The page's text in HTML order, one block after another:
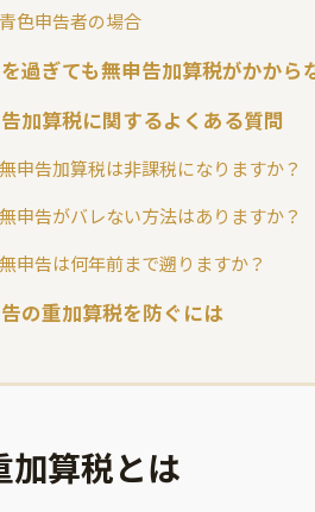
青色申告者の場合
過ぎても無申告加算税がかから
加算税に関するよくある質問
無申告加算税は非課税になりますか？
無申告がバレない方法はありますか？
無申告は何年前まで遡りますか？
の重加算税を防ぐには
加算税とは